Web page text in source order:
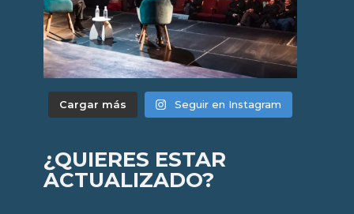
Cargar más Seguir en Instagram
¿QUIERES ESTAR
ACTUALIZADO?